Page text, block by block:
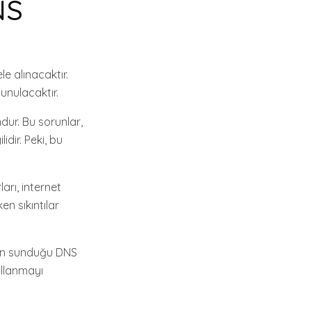
alınacaktır.
Bu sorunlar,
Peki, bu
internet
sıkıntılar
sunduğu DNS